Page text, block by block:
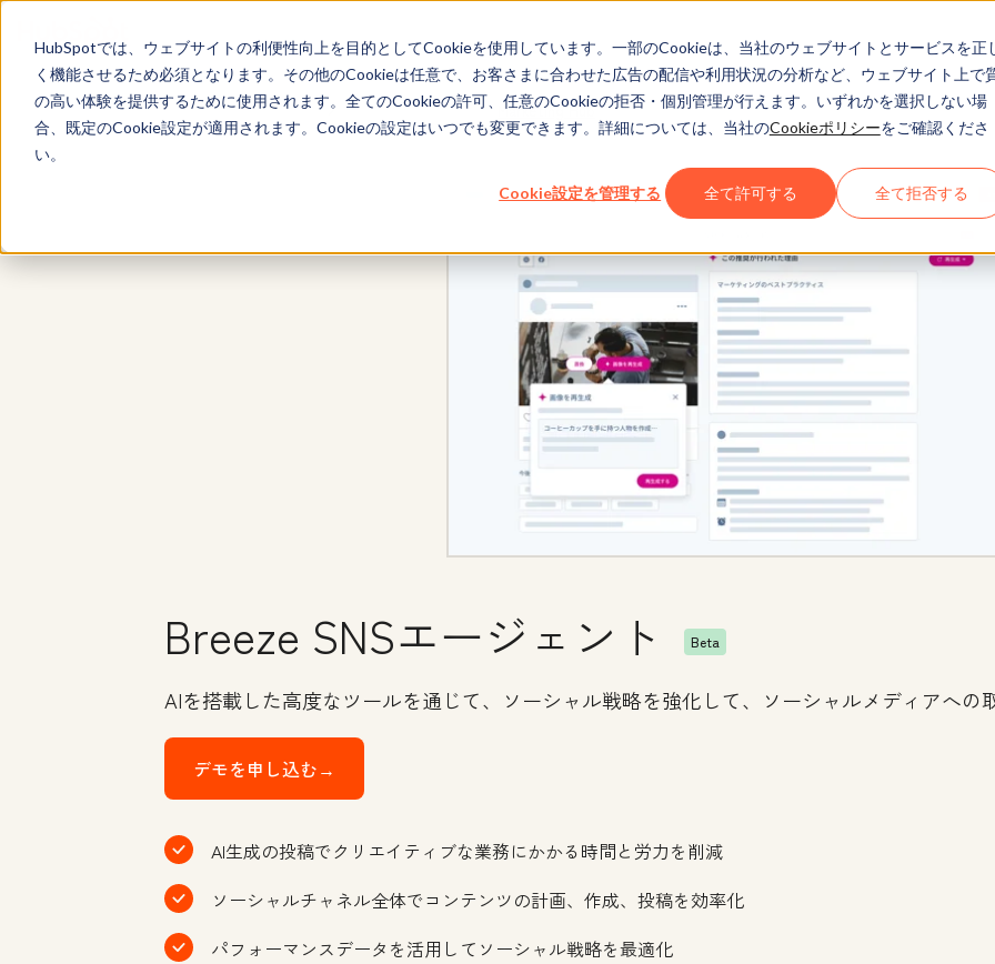
HubSpotでは、ウェブサイトの利便性向上を目的としてCookieを使用しています。一部のCookieは、当社のウェブサイトとサービスを正
く機能させるため必須となります。その他のCookieは任意で、お客さまに合わせた広告の配信や利用状況の分析など、ウェブサイト上で
の高い体験を提供するために使用されます。全てのCookieの許可、任意のCookieの拒否・個別管理が行えます。いずれかを選択しない場
合、既定のCookie設定が適用されます。Cookieの設定はいつでも変更できます。詳細については、当社のCookieポリシーをご確認くださ
い。
Cookie設定を管理する 全て許可する 全て拒否する
Marketing Hub
Breeze SNSエージェント Beta
AIを搭載した高度なツールを通じて、ソーシャル戦略を強化して、ソーシャルメディアへの
デモを申し込む→
AI生成の投稿でクリエイティブな業務にかかる時間と労力を削減
ソーシャルチャネル全体でコンテンツの計画、作成、投稿を効率化
パフォーマンスデータを活用してソーシャル戦略を最適化